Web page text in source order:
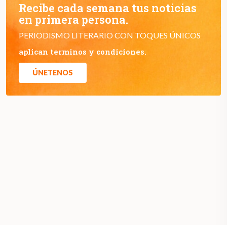
Recibe cada semana tus noticias
en primera persona.
PERIODISMO LITERARIO CON TOQUES ÚNICOS
aplican terminos y condiciones.
ÚNETENOS